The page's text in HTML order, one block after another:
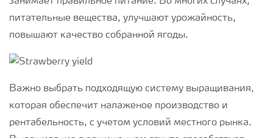
питательные вещества, улучшают урожайность,
повышают качество собранной ягоды.
Важно выбрать подходящую систему выращивания,
которая обеспечит налаженое производство и
рентабельность, с учетом условий местного рынка.